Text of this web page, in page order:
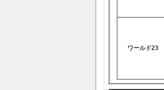
ワールド23